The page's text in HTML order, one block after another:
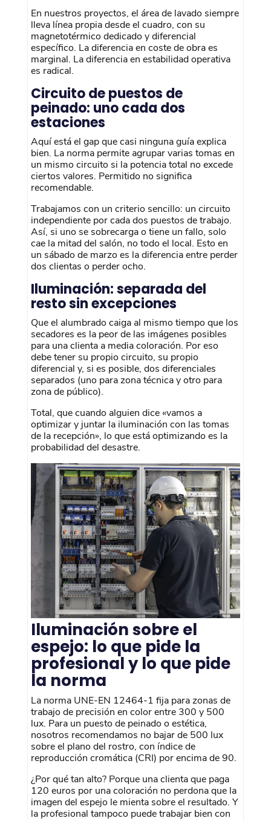
En nuestros proyectos, el área de lavado siempre
lleva línea propia desde el cuadro, con su
magnetotérmico dedicado y diferencial
específico. La diferencia en coste de obra es
marginal. La diferencia en estabilidad operativa
es radical.
Circuito de puestos de
peinado: uno cada dos
estaciones
Aquí está el gap que casi ninguna guía explica
bien. La norma permite agrupar varias tomas en
un mismo circuito si la potencia total no excede
ciertos valores. Permitido no significa
recomendable.
Trabajamos con un criterio sencillo: un circuito
independiente por cada dos puestos de trabajo.
Así, si uno se sobrecarga o tiene un fallo, solo
cae la mitad del salón, no todo el local. Esto en
un sábado de marzo es la diferencia entre perder
dos clientas o perder ocho.
Iluminación: separada del
resto sin excepciones
Que el alumbrado caiga al mismo tiempo que los
secadores es la peor de las imágenes posibles
para una clienta a media coloración. Por eso
debe tener su propio circuito, su propio
diferencial y, si es posible, dos diferenciales
separados (uno para zona técnica y otro para
zona de público).
Total, que cuando alguien dice «vamos a
optimizar y juntar la iluminación con las tomas
de la recepción», lo que está optimizando es la
probabilidad del desastre.
Iluminación sobre el
espejo: lo que pide la
profesional y lo que pide
la norma
La norma UNE-EN 12464-1 fija para zonas de
trabajo de precisión en color entre 300 y 500
lux. Para un puesto de peinado o estética,
nosotros recomendamos no bajar de 500 lux
sobre el plano del rostro, con índice de
reproducción cromática (CRI) por encima de 90.
¿Por qué tan alto? Porque una clienta que paga
120 euros por una coloración no perdona que la
imagen del espejo le mienta sobre el resultado. Y
la profesional tampoco puede trabajar bien con